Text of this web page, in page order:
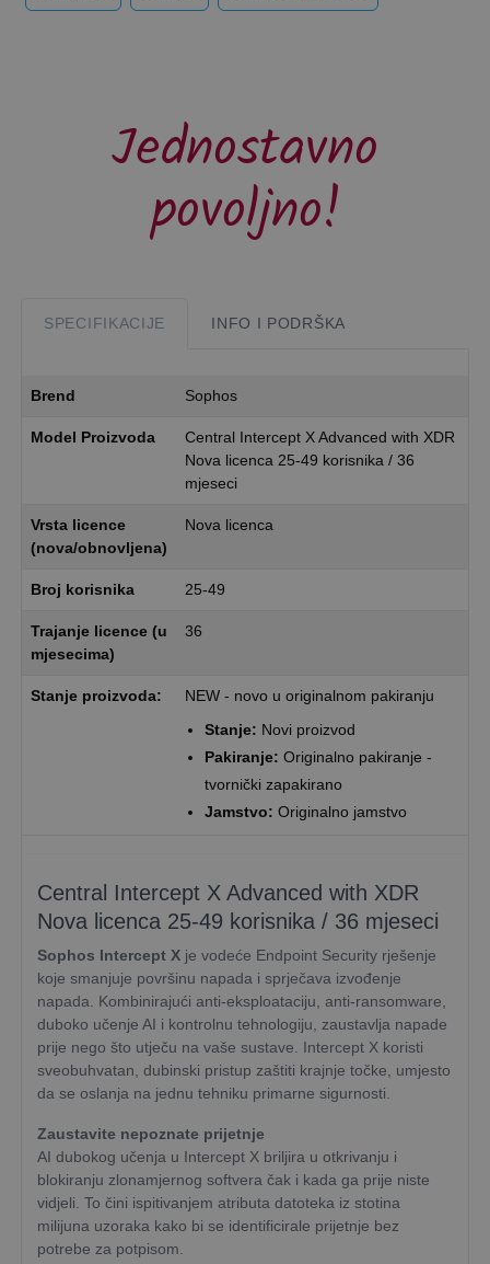
Jednostavno
povoljno!
SPECIFIKACIJE INFO I PODRŠKA
Brend Sophos
Model Proizvoda
Central Intercept X Advanced with XDR
Nova licenca 25-49 korisnika / 36
mjeseci
Vrsta licence
(nova/obnovljena)
Nova licenca
Broj korisnika 25-49
Trajanje licence (u
mjesecima)
36
Stanje proizvoda:
NEW - novo u originalnom pakiranju
Stanje: Novi proizvod
Pakiranje: Originalno pakiranje -
tvornički zapakirano
Jamstvo: Originalno jamstvo
Central Intercept X Advanced with XDR
Nova licenca 25-49 korisnika / 36 mjeseci
Sophos Intercept X je vodeće Endpoint Security rješenje
koje smanjuje površinu napada i sprječava izvođenje
napada. Kombinirajući anti-eksploataciju, anti-ransomware,
duboko učenje AI i kontrolnu tehnologiju, zaustavlja napade
prije nego što utječu na vaše sustave. Intercept X koristi
sveobuhvatan, dubinski pristup zaštiti krajnje točke, umjesto
da se oslanja na jednu tehniku primarne sigurnosti.
Zaustavite nepoznate prijetnje
AI dubokog učenja u Intercept X briljira u otkrivanju i
blokiranju zlonamjernog softvera čak i kada ga prije niste
vidjeli. To čini ispitivanjem atributa datoteka iz stotina
milijuna uzoraka kako bi se identificirale prijetnje bez
potrebe za potpisom.